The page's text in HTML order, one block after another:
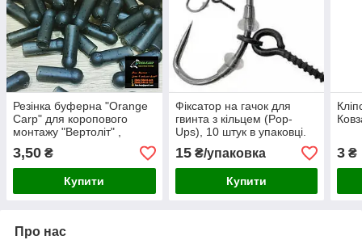
Резінка буферна "Orange
Carp" для коропового
монтажу "Вертоліт" ,
розмір "L"
3,50 ₴
Купити
Фіксатор на гачок для
гвинта з кільцем (Pop-
Ups), 10 штук в упаковці.
15₴/упаковка
Купити
3 ₴
Про нас